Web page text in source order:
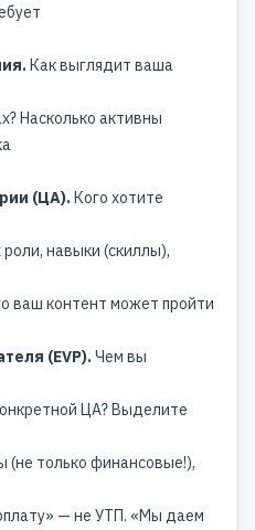
Как выглядит ваша
Насколько активны
(ЦА).Кого хотите
навыки (скиллы),
ваш контент может пройти
(EVP).Чем вы
ЦА? Выделите
(не только финансовые!),
— не УТП. «Мы даем